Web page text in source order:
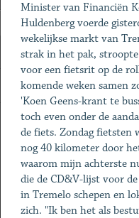
Minister van Financiën
Huldenberg voerde
wekelijkse markt van
strak in het pak,
voor een fietsrit op de
komende weken samen
'Koen Geens-krant te
toch even onder de
de fiets. Zondag fietsten
nog 40 kilometer door
waarom mijn achterste
die de CD&V-lijst voor
in Tremelo schepen en
zich. "Ik ben het als